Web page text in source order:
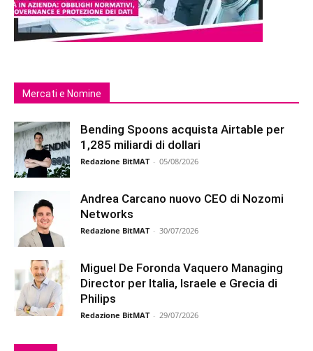
Mercati e Nomine
Bending Spoons acquista Airtable per
1,285 miliardi di dollari
Redazione BitMAT - 05/08/2026
Andrea Carcano nuovo CEO di Nozomi
Networks
Redazione BitMAT - 30/07/2026
Miguel De Foronda Vaquero Managing
Director per Italia, Israele e Grecia di
Philips
Redazione BitMAT - 29/07/2026